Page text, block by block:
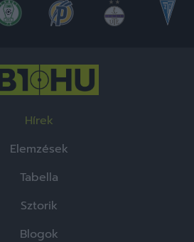
Hírek
Elemzések
Tabella
Sztorik
Blogok